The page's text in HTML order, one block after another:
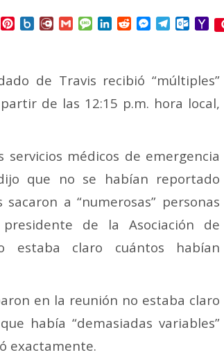
EmailPinterest
Box.netDiary.Ru
GmailMessage
LinkedIn
RedditMessenger
Telegram
de Travis recibió “múltiples”
de las 12:15 p.m. hora local,
médicos de emergencia
que no se habían reportado
sacaron a “numerosas” personas
de la Asociación de
estaba claro cuántos habían
en la reunión no estaba claro
había “demasiadas variables”
exactamente.